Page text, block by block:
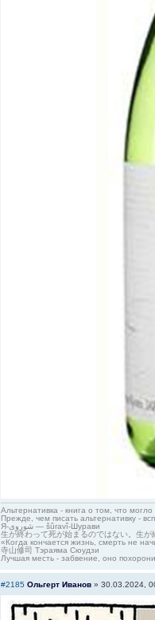
Альтернативка - книга о том, что могло
Прежде, чем писать альтернативку -
Я-شوروی — šûravî-Шурави
生が終わって死が始まるのではない。生が
«Когда кончается жизнь, смерть не
寺山修司 Тэраяма Сюудзи
Лучшая месть - забвение, оно
#2185 Ольгерт Иванов » 30.03.2024,